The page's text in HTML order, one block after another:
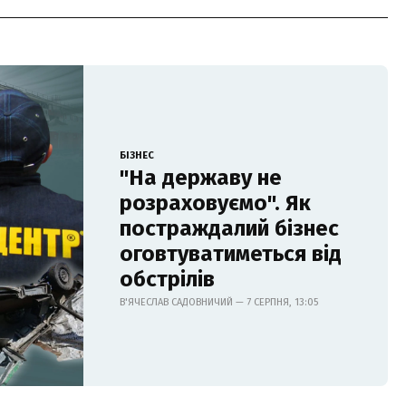
БІЗНЕС
"На державу не
розраховуємо". Як
постраждалий бізнес
оговтуватиметься від
обстрілів
В'ЯЧЕСЛАВ САДОВНИЧИЙ — 7 СЕРПНЯ, 13:05